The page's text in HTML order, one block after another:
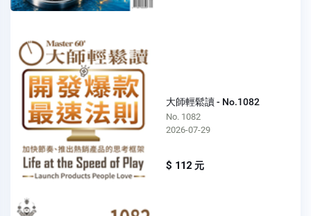
大師輕鬆讀 - No.1082
No. 1082
2026-07-29
$ 112 元